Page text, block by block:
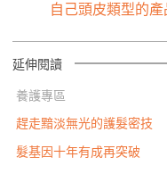
自己頭皮類型的
延伸閱讀
養護專區
趕走黯淡無光的護髮密技
髮基因十年有成再突破